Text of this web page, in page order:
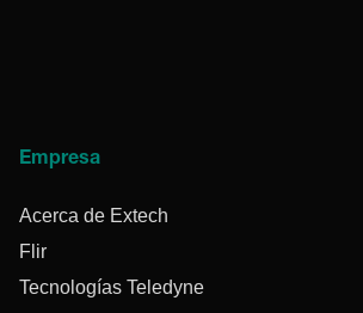
Empresa
Acerca de Extech
Flir
Tecnologías Teledyne